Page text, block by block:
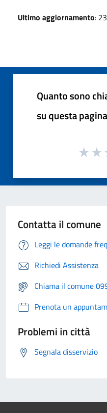
Ultimo aggiornamento:
Quanto sono
su questa
Contatta il comune
Leggi le domande
Richiedi Assistenza
Chiama il comune
Prenota un
Problemi in città
Segnala disservizio